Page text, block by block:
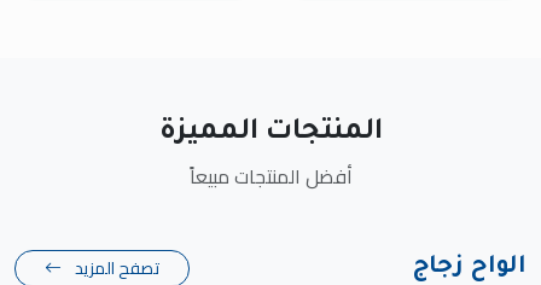
المنتجات المميزة
أفضل المنتجات مبيعاً
الواح زجاج تصفح المزيد